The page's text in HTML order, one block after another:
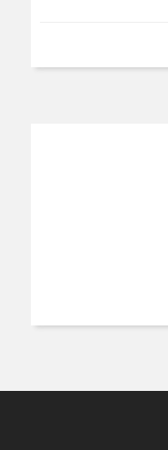
ثورهالعشرین نجف